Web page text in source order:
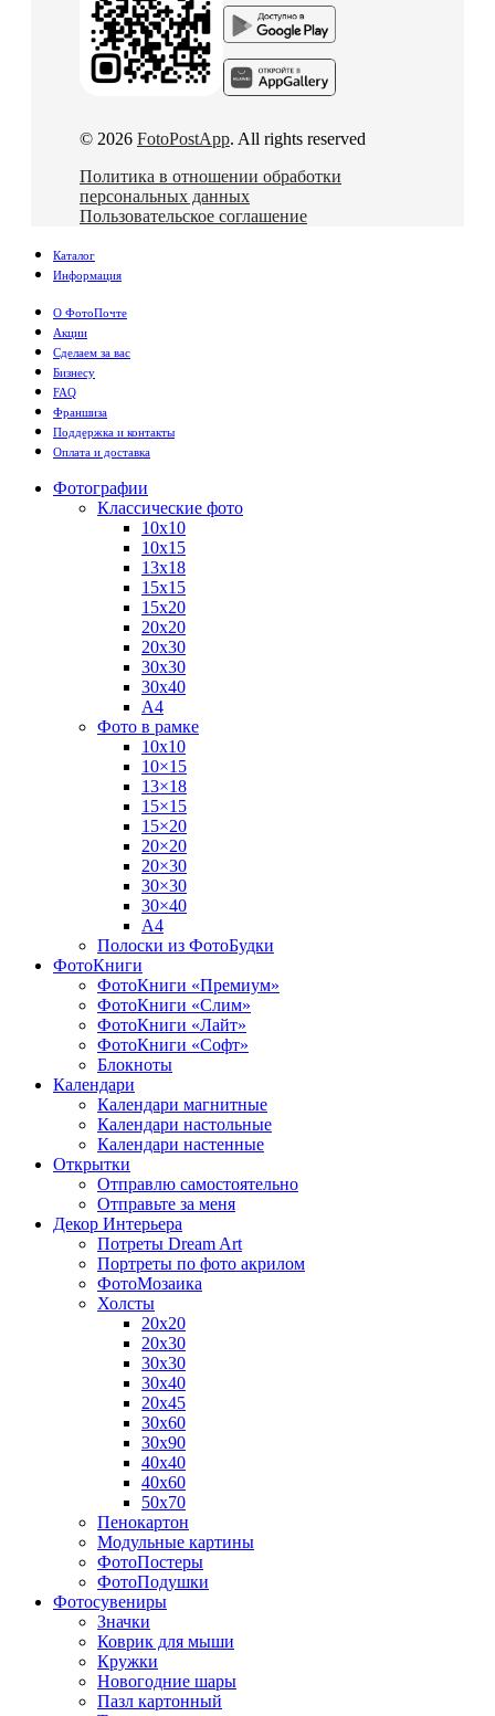
© 2026 FotoPostApp. All rights reserved
Политика в отношении обработки
персональных данных
Пользовательское соглашение
Каталог
Информация
О ФотоПочте
Акции
Сделаем за вас
Бизнесу
FAQ
Франшиза
Поддержка и контакты
Оплата и доставка
Фотографии
Классические фото
10х10
10х15
13х18
15х15
15х20
20х20
20х30
30х30
30х40
А4
Фото в рамке
10х10
10×15
13×18
15×15
15×20
20×20
20×30
30×30
30×40
A4
Полоски из ФотоБудки
ФотоКниги
ФотоКниги «Премиум»
ФотоКниги «Слим»
ФотоКниги «Лайт»
ФотоКниги «Софт»
Блокноты
Календари
Календари магнитные
Календари настольные
Календари настенные
Открытки
Отправлю самостоятельно
Отправьте за меня
Декор Интерьера
Потреты Dream Art
Портреты по фото акрилом
ФотоМозаика
Холсты
20х20
20х30
30х30
30х40
20х45
30х60
30х90
40х40
40х60
50х70
Пенокартон
Модульные картины
ФотоПостеры
ФотоПодушки
Фотоcувениры
Значки
Коврик для мыши
Кружки
Новогодние шары
Пазл картонный